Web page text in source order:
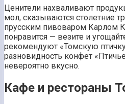
Ценители нахваливают
мол, сказываются столетние
прусским пивоваром Карлом
понравится — везите и
рекомендуют «Томскую
разновидность конфет
невероятно вкусно.
Кафе и рестораны